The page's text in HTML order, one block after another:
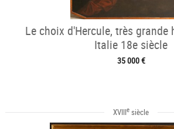
Le choix d'Hercule, très grande
Italie 18e siècle
35 000 €
XVIIIe siècle